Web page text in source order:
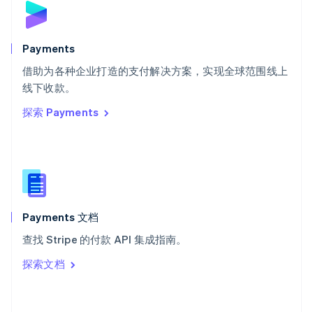
Payments
借助为各种企业打造的支付解决方案，实现全球范围线上
线下收款。
探索 Payments
Payments 文档
查找 Stripe 的付款 API 集成指南。
探索文档
English
斯洛文尼亚
泰国
ไทยEnglish
希腊
English
西班牙
新西兰
English
匈牙利
English
ItalianoEnglish
印度
English